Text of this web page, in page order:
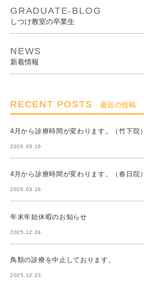
GRADUATE-BLOG
しつけ教室の卒業生
NEWS
新着情報
RECENT POSTS 最近の投稿
4月から診療時間が変わります。（竹下院）
2026.03.16
4月から診療時間が変わります。（春日院）
2026.03.16
年末年始休暇のお知らせ
2025.12.24
鳥類の診療を中止しております。
2025.12.23